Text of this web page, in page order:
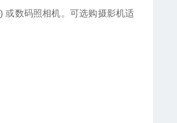
或数码照相机。可选购摄影机适